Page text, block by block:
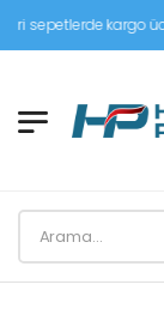
kargo